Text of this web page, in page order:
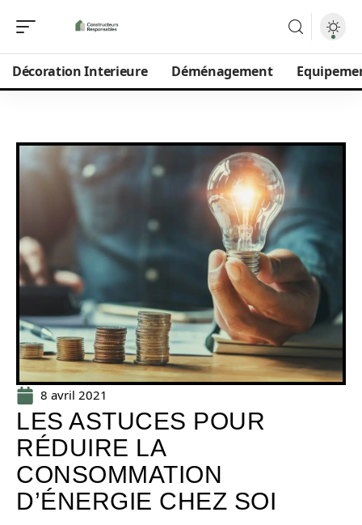
Décoration Interieure Déménagement
8 avril 2021
LES ASTUCES POUR
RÉDUIRE LA
CONSOMMATION
D’ÉNERGIE CHEZ SOI